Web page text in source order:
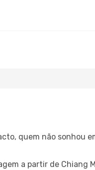
quem não sonhou
a partir de Chiang